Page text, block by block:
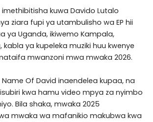
kuwa Davido Lutalo
ziara fupi ya utambulisho wa EP hii
ya Uganda, ikiwemo Kampala,
kabla ya kupeleka muziki huu kwenye
mwanzoni mwa mwaka 2026.
Name Of David inaendelea kupaa, na
kwa hamu video mpya za nyimbo
Bila shaka, mwaka 2025
mwaka wa mafanikio makubwa kwa